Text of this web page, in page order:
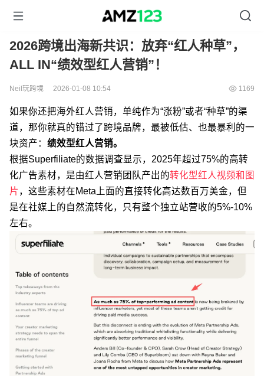
2026跨境出海新共识：放弃“红人种草”，
ALL IN“绩效型红人营销”！
Neil玩跨境 2026-01-08 10:54 1169
如果你还把海外红人营销，单纯作为“涨粉”或者“种草”的渠
道，那你就真的错过了跨境品牌，最被低估、也最暴利的一
块资产： 绩效型红人营销。
根据Superfiliate的数据调查显示，2025年超过75%的高转
化广告素材，是由红人营销团队产出的转化型红人视频和图
片 ，这些素材在Meta上面的直接转化高达数百万美金，但
是在社媒上的自然流转化，只有整个独立站营收的5%-10%
左右。